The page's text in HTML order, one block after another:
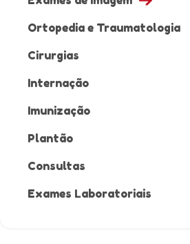
Ortopedia e Traumatologia
Cirurgias
Internação
Imunização
Plantão
Consultas
Exames Laboratoriais